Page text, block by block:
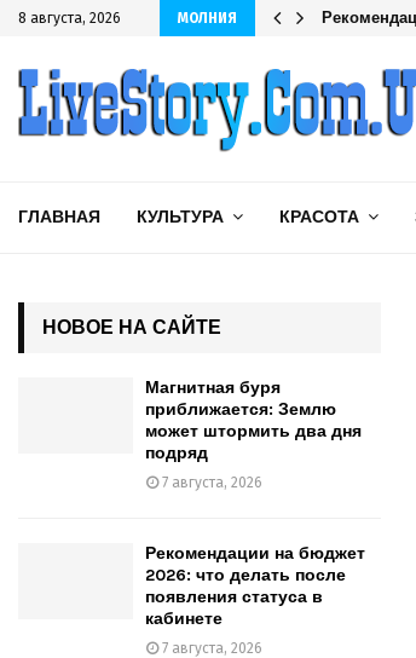
8 августа, 2026 МОЛНИЯ
ГЛАВНАЯ КУЛЬТУРА КРАСОТА
НОВОЕ НА САЙТЕ
Магнитная буря
приближается: Землю
может штормить два дня
подряд
7 августа, 2026
Рекомендации на бюджет
2026: что делать после
появления статуса в
кабинете
7 августа, 2026